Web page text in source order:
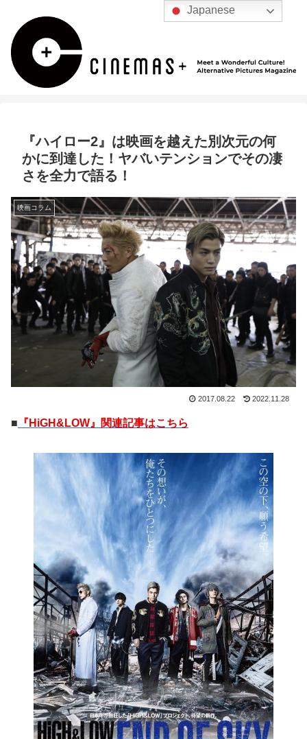
『ハイロー2』は映画を越えた別次元の何
かに到達した！ヤバいテンションでその凄
さを全力で語る！
映画コラム
2017.08.22 2022.11.28
■ 『HiGH&LOW』関連記事はこちら
Japanese